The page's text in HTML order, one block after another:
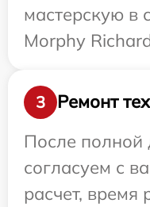
мастерскую в
Morphy
3
Ремонт
После полной
согласуем с
расчет, время